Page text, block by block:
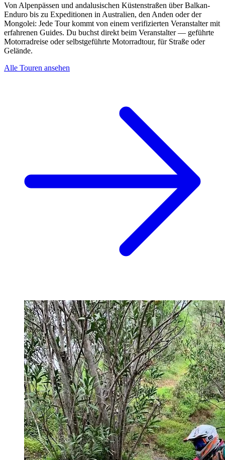
Von Alpenpässen und andalusischen Küstenstraßen über Balkan-
Enduro bis zu Expeditionen in Australien, den Anden oder der
Mongolei: Jede Tour kommt von einem verifizierten Veranstalter mit
erfahrenen Guides. Du buchst direkt beim Veranstalter — geführte
Motorradreise oder selbstgeführte Motorradtour, für Straße oder
Gelände.
Alle Touren ansehen